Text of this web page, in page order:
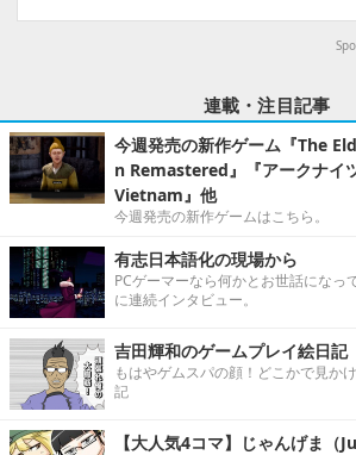
連載・注目記事
今週発売の新作ゲーム『The
n Remastered』『アークナイ
Vietnam』他
今週発売の新作ゲームはこちら。
有志日本語化の現場から
PCゲーマーなら何かとお世話になっ
に連続インタビュー。
吉田輝和のゲームプレイ絵日記
もはやゲムスパの顔！どこかで見か
記
【大人気4コマ】じゃんげま